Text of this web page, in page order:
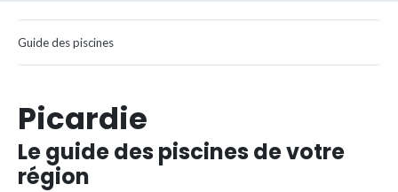
Guide des piscines
Picardie
Le guide des piscines de votre
région